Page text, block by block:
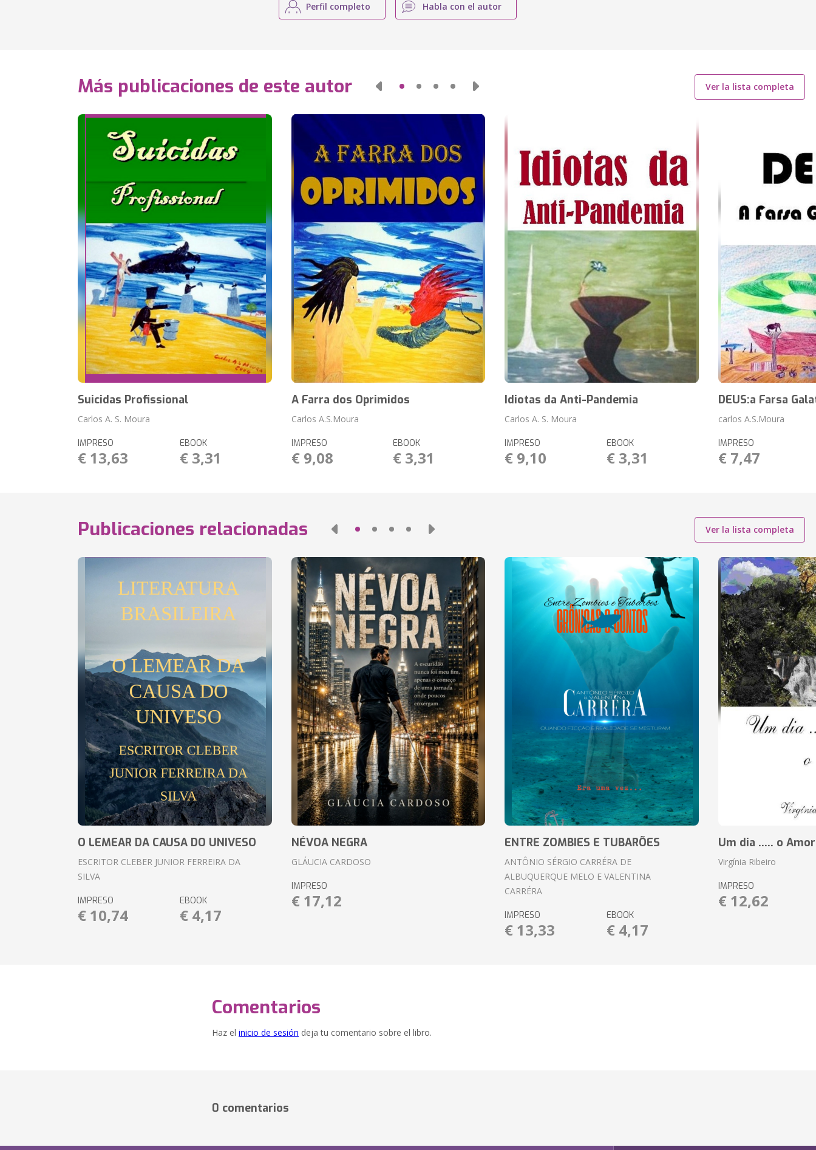
Perfil completo Habla con el autor
Más publicaciones de este autor Ver la lista completa
Suicidas Profissional
Carlos A. S. Moura
IMPRESO
€ 13,63
EBOOK
€ 3,31
A Farra dos Oprimidos
Carlos A.S.Moura
IMPRESO
€ 9,08
EBOOK
€ 3,31
Idiotas da Anti-Pandemia
Carlos A. S. Moura
IMPRESO
€ 9,10
EBOOK
€ 3,31
DEUS:a Farsa
carlos A.S.Moura
IMPRESO
€ 7,47
Publicaciones relacionadas Ver la lista completa
O LEMEAR DA CAUSA DO UNIVESO
ESCRITOR CLEBER JUNIOR FERREIRA DA
SILVA
IMPRESO
€ 10,74
EBOOK
€ 4,17
NÉVOA NEGRA
GLÁUCIA CARDOSO
IMPRESO
€ 17,12
ENTRE ZOMBIES E TUBARÕES
ANTÔNIO SÉRGIO CARRÉRA DE
ALBUQUERQUE MELO E VALENTINA
CARRÉRA
IMPRESO
€ 13,33
EBOOK
€ 4,17
Um dia ..... o Amor
Virgínia Ribeiro
IMPRESO
€ 12,62
Comentarios
Haz el inicio de sesión deja tu comentario sobre el libro.
0 comentarios